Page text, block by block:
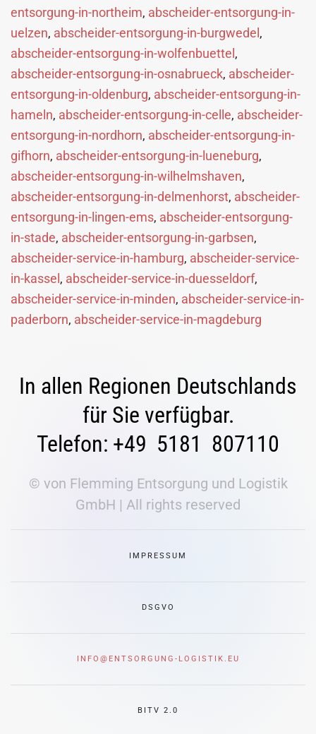
entsorgung-in-northeim, abscheider-entsorgung-in-
uelzen, abscheider-entsorgung-in-burgwedel ,
abscheider-entsorgung-in-wolfenbuettel ,
abscheider-entsorgung-in-osnabrueck, abscheider-
entsorgung-in-oldenburg, abscheider-entsorgung-in-
hameln, abscheider-entsorgung-in-celle, abscheider-
entsorgung-in-nordhorn, abscheider-entsorgung-in-
gifhorn, abscheider-entsorgung-in-lueneburg,
abscheider-entsorgung-in-wilhelmshaven,
abscheider-entsorgung-in-delmenhorst, abscheider-
entsorgung-in-lingen-ems, abscheider-entsorgung-
in-stade, abscheider-entsorgung-in-garbsen,
abscheider-service-in-hamburg, abscheider-service-
in-kassel , abscheider-service-in-duesseldorf,
abscheider-service-in-minden, abscheider-service-in-
paderborn, abscheider-service-in-magdeburg
In allen Regionen Deutschlands
für Sie verfügbar.
Telefon: +49 5181 807110
© von Flemming Entsorgung und Logistik
GmbH | All rights reserved
IMPRESSUM
DSGVO
INFO@ENTSORGUNG-LOGISTIK.EU
BITV 2.0